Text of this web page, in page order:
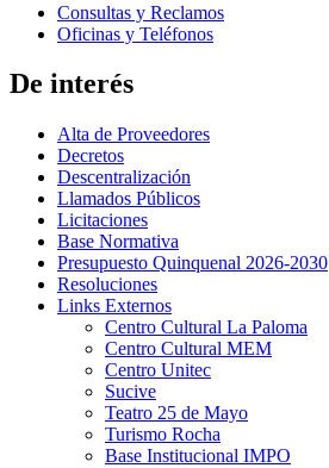
Consultas y Reclamos
Oficinas y Teléfonos
De interés
Alta de Proveedores
Decretos
Descentralización
Llamados Públicos
Licitaciones
Base Normativa
Presupuesto Quinquenal 2026-2030
Resoluciones
Links Externos
Centro Cultural La Paloma
Centro Cultural MEM
Centro Unitec
Sucive
Teatro 25 de Mayo
Turismo Rocha
Base Institucional IMPO